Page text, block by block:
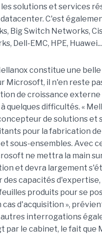
solutions et services
C'est
Big Switch Networks,
Dell-EMC, HPE, Huawei...
constitue une belle
Microsoft, il n'en reste
de croissance
quelques difficultés. «
de solutions et
pour la fabrication de
sous-ensembles. Avec
ne mettra la main
et devra largement
des capacités
produits pour se
cas d'acquisition »,
autres interrogations
par le cabinet, le fait que